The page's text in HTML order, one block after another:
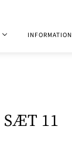
INFORMATION
SÆT 11